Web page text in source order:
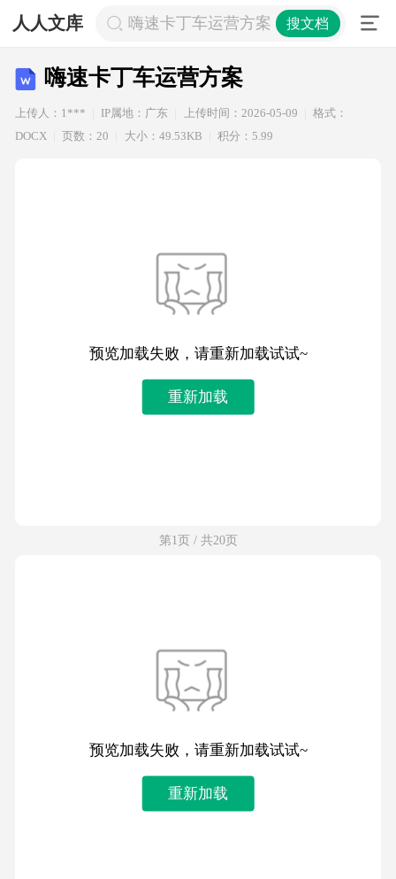
人人文库 嗨速卡丁车运营方案 搜文档
嗨速卡丁车运营方案
上传人：1*** IP属地：广东 上传时间：2026-05-09
格式：
DOCX
页数：20 大小：49.53KB 积分：5.99
预览加载失败，请重新加载试试~
重新加载
第1页 / 共20页
预览加载失败，请重新加载试试~
重新加载